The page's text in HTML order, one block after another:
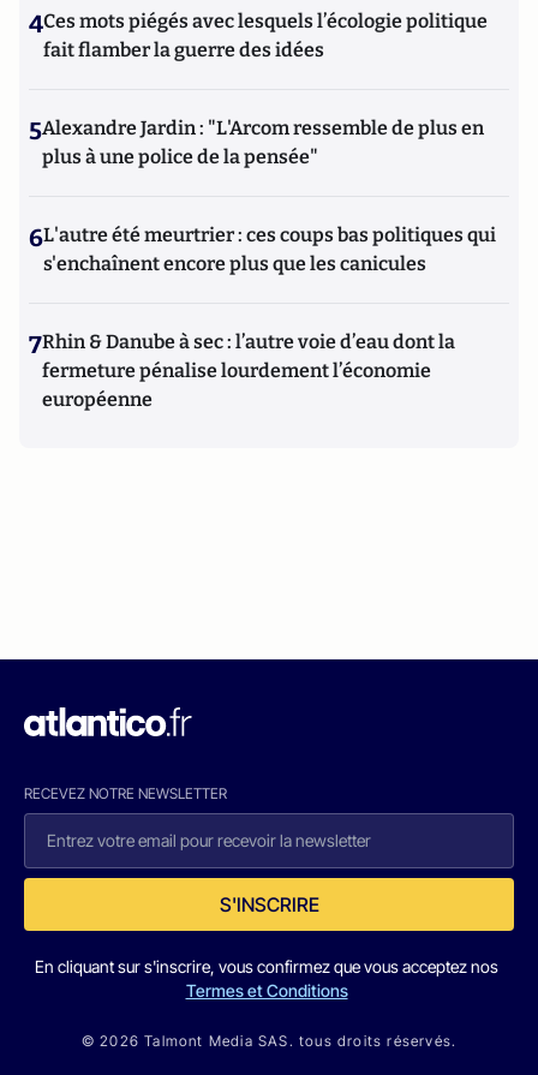
4Ces mots piégés avec lesquels l’écologie politique
fait flamber la guerre des idées
5Alexandre Jardin : "L'Arcom ressemble de plus en
plus à une police de la pensée"
6L'autre été meurtrier : ces coups bas politiques qui
s'enchaînent encore plus que les canicules
7Rhin & Danube à sec : l’autre voie d’eau dont la
fermeture pénalise lourdement l’économie
européenne
RECEVEZ NOTRE NEWSLETTER
S'INSCRIRE
En cliquant sur s'inscrire, vous confirmez que vous acceptez nos
Termes et Conditions
© 2026 Talmont Media SAS. tous droits réservés.